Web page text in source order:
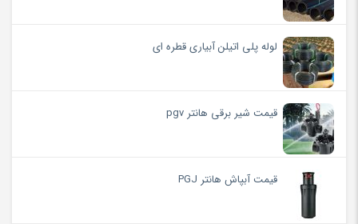
لوله پلی اتیلن آبیاری قطره ای
قیمت شیر برقی هانتر pgv
قیمت آبپاش هانتر PGJ